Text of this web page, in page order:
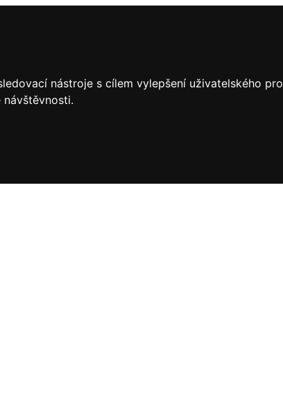
nástroje s cílem vylepšení uživatelského